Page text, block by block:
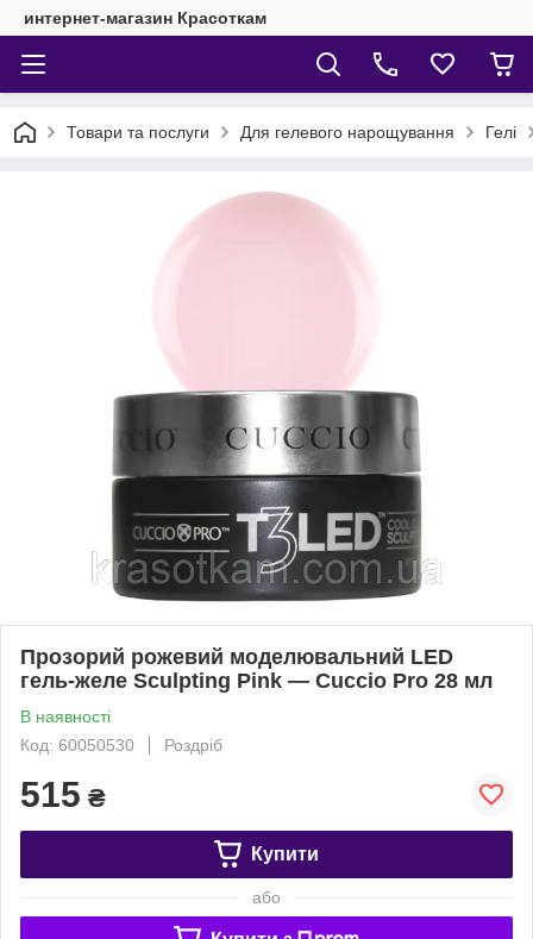
интернет-магазин Красоткам
Товари та послуги Для гелевого нарощування Гелі
Прозорий рожевий моделювальний LED
гель-желе Sculpting Pink — Cuccio Pro 28 мл
В наявності
Код: 60050530
Роздріб
515 ₴
Купити
або